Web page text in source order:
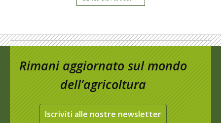
Rimani aggiornato sul mondo
dell’agricoltura
Iscriviti alle nostre newsletter